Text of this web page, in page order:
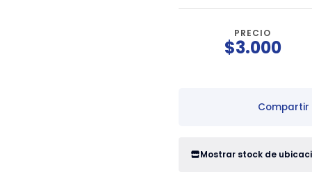
PRECIO
$3.000
Mostrar stock de